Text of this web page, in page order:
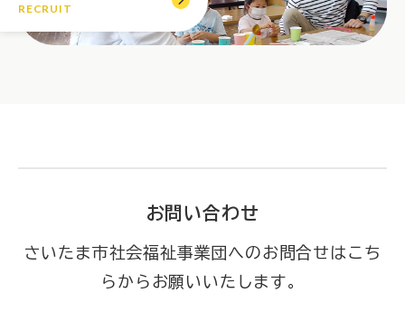
RECRUIT
お問い合わせ
さいたま市社会福祉事業団へのお問合せはこち
らからお願いいたします。